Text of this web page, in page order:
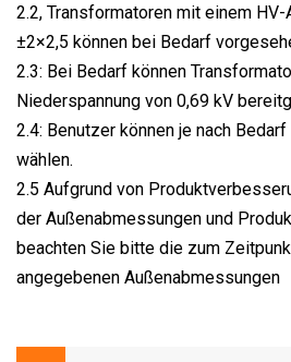
2.2, Transformatoren mit einem
±2×2,5 können bei Bedarf
2.3: Bei Bedarf können
Niederspannung von 0,69 kV
2.4: Benutzer können je nach
wählen.
2.5 Aufgrund von
der Außenabmessungen und
beachten Sie bitte die zum
angegebenen Außenabmessungen